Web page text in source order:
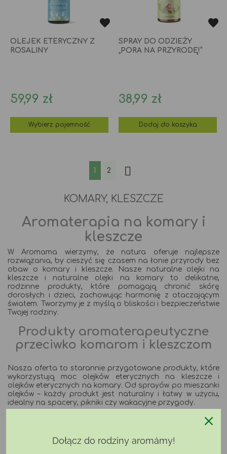
OLEJEK ETERYCZNY Z
ROSALINY
Cena
59,99 zł
Wybierz pojemność
SPRAY DO ODZIEŻY
„PORA NA PRZYRODĘ!”
Cena
38,99 zł
Dodaj do koszyka
1 2 
KOMARY, KLESZCZE
Aromaterapia na komary i
kleszcze
W Aromama wierzymy, że natura oferuje najlepsze
rozwiązania, by cieszyć się czasem na łonie przyrody bez
obaw o komary i kleszcze. Nasze naturalne olejki na
kleszcze i naturalne olejki na komary to delikatne,
rodzinne produkty, które pomagają chronić skórę
dorosłych i dzieci, zachowując harmonię z otaczającym
światem. Tworzymy je z myślą o bliskości i bezpieczeństwie
Twojej rodziny.
Produkty aromaterapeutyczne
przeciwko komarom i kleszczom
Nasza oferta to starannie przygotowane produkty, które
wykorzystują moc olejków eterycznych na kleszcze i
olejków eterycznych na komary. Od sprayów po mieszanki
olejków – każdy produkt jest naturalny i łatwy w użyciu,
idealny na spacery, pikniki czy wakacyjne przygody.
Naturalne olejki na kleszcze i naturalne olejki na komary
Dołącz do rodziny aromámy!